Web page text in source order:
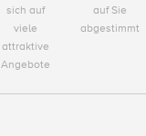
sich auf
viele
attraktive
Angebote
auf Sie
abgestimmt